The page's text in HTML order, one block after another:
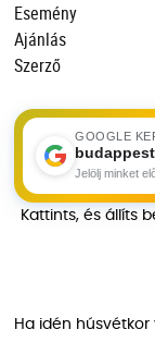
Esemény
Ajánlás
Szerző
GOOGLE
Jelölj minket
Kattints, és állíts
Ha idén